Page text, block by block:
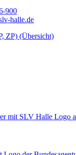
900
halle.de
ZP) (Übersicht)